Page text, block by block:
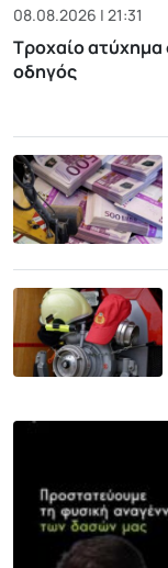
08.08.2026 | 21:31
Τροχαίο ατύχημα
οδηγός